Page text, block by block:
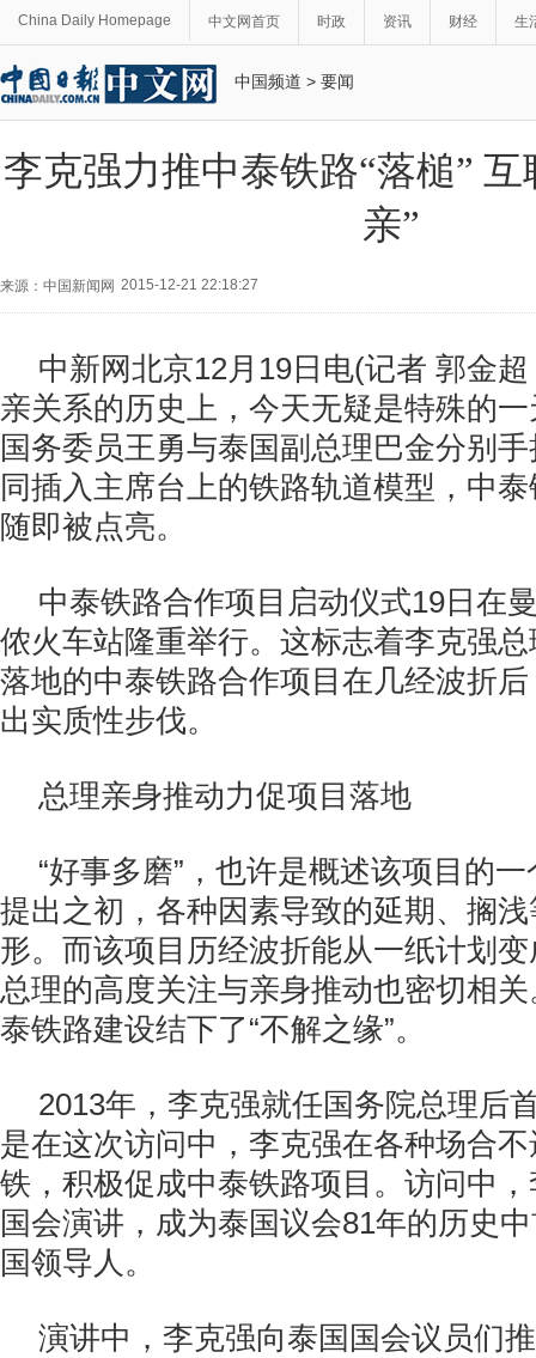
China Daily Homepage 中文网首页 时政 资讯 财经 生
中国频道 > 要闻
李克强力推中泰铁路“落槌”
亲”
来源：中国新闻网 2015-12-21 22:18:27
中新网北京12月 19日电(记者 郭金超
亲关系的历史上，今天无疑是特殊的
国务委员王勇与泰国副总理巴金分别
同插入主席台上的铁路轨道模型，中
随即被点亮。
中泰铁路合作项目启动仪式19日在
侬火车站隆重举行。这标志着李克强
落地的中泰铁路合作项目在几经波折
出实质性步伐。
总理亲身推动力促项目落地
“好事多磨”，也许是概述该项目的
提出之初，各种因素导致的延期、搁
形。而该项目历经波折能从一纸计划
总理的高度关注与亲身推动也密切相
泰铁路建设结下了“不解之缘”。
2013年，李克强就任国务院总理后
是在这次访问中，李克强在各种场合
铁，积极促成中泰铁路项目。访问中
国会演讲，成为泰国议会81年的历史
国领导人。
演讲中，李克强向泰国国会议员们